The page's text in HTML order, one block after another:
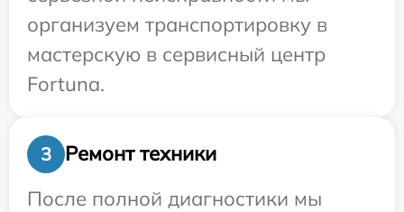
организуем транспортировку в
мастерскую в сервисный центр
Fortuna.
3
Ремонт техники
После полной диагностики мы